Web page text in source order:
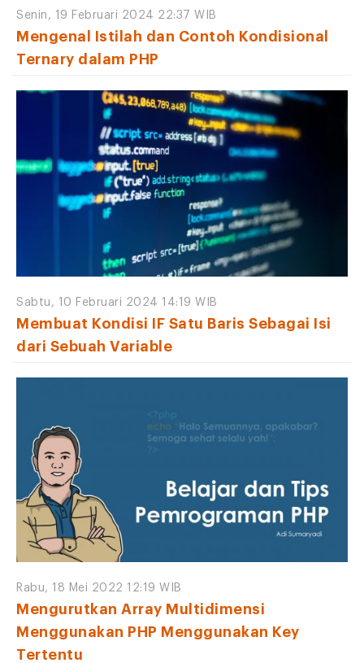
Senin, 19 Februari 2024 22:37 WIB
Mengenal Istilah dan Contoh Kondisional
Ternary dalam PHP
Sabtu, 10 Februari 2024 14:19 WIB
Membuat Kondisi IF Satu Baris Sebagai Isi
dari Sebuah Variable
Rabu, 18 Mei 2022 12:19 WIB
Mengurutkan Array Multidimensi
Menggunakan PHP Menggunakan Key
Tertentu